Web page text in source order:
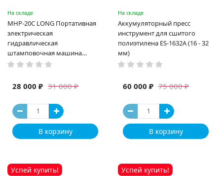
На складе
MHP-20C LONG Портативная
электрическая
гидравлическая
штамповочная машина
высокая мощность и мощный
машина
31 000 ₽
28 000 ₽
В корзину
На складе
Аккумуляторный пресс
инструмент для сшитого
полиэтилена ES-1632A (16 - 32
мм)
75 000 ₽
60 000 ₽
В корзину
Успей купить! Успей купить!